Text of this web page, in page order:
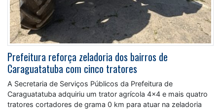
Prefeitura reforça zeladoria dos bairros de
Caraguatatuba com cinco tratores
A Secretaria de Serviços Públicos da Prefeitura de
Caraguatatuba adquiriu um trator agrícola 4×4 e mais quatro
tratores cortadores de grama 0 km para atuar na zeladoria